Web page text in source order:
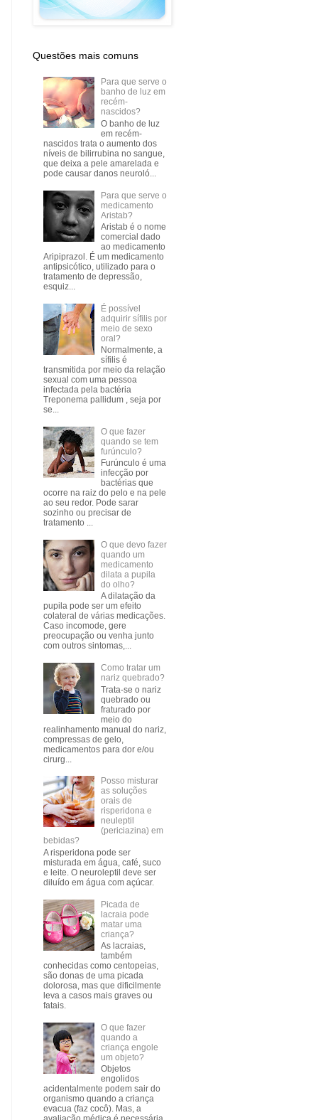
Questões mais comuns
Para que serve o
banho de luz em
recém-
nascidos?
O banho de luz
em recém-
nascidos trata o aumento dos
níveis de bilirrubina no sangue,
que deixa a pele amarelada e
pode causar danos neuroló...
Para que serve o
medicamento
Aristab?
Aristab é o nome
comercial dado
ao medicamento
Aripiprazol. É um medicamento
antipsicótico, utilizado para o
tratamento de depressão,
esquiz...
É possível
adquirir sífilis por
meio de sexo
oral?
Normalmente, a
sífilis é
transmitida por meio da relação
sexual com uma pessoa
infectada pela bactéria
Treponema pallidum , seja por
se...
O que fazer
quando se tem
furúnculo?
Furúnculo é uma
infecção por
bactérias que
ocorre na raiz do pelo e na pele
ao seu redor. Pode sarar
sozinho ou precisar de
tratamento ...
O que devo fazer
quando um
medicamento
dilata a pupila
do olho?
A dilatação da
pupila pode ser um efeito
colateral de várias medicações.
Caso incomode, gere
preocupação ou venha junto
com outros sintomas,...
Como tratar um
nariz quebrado?
Trata-se o nariz
quebrado ou
fraturado por
meio do
realinhamento manual do nariz,
compressas de gelo,
medicamentos para dor e/ou
cirurg...
Posso misturar
as soluções
orais de
risperidona e
neuleptil
(periciazina) em
bebidas?
A risperidona pode ser
misturada em água, café, suco
e leite. O neuroleptil deve ser
diluído em água com açúcar.
Picada de
lacraia pode
matar uma
criança?
As lacraias,
também
conhecidas como centopeias,
são donas de uma picada
dolorosa, mas que dificilmente
leva a casos mais graves ou
fatais.
O que fazer
quando a
criança engole
um objeto?
Objetos
engolidos
acidentalmente podem sair do
organismo quando a criança
evacua (faz cocô). Mas, a